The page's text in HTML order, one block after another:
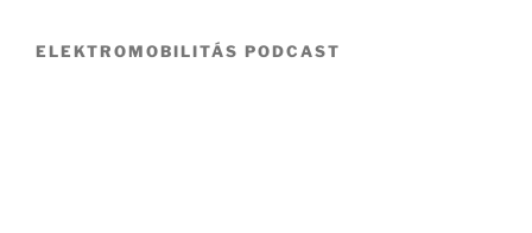
ELEKTROMOBILITÁS PODCAST